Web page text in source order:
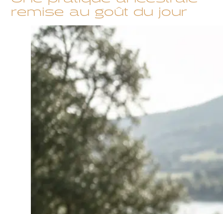
remise au goût du jour